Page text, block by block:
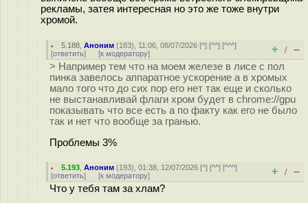
рекламы, затея интересная но это же тоже внутри
хромой.
5.188 ,Аноним (183), 11:06, 08/07/2026 [^] [^^] [^^^]
[ответить] [к модератору] + / –
> Например тем что на моем железе в лисе с пол
пинка завелось аппаратное ускорение а в хромых
мало того что до сих пор его нет так еще и сколько
не выстанавливай флаги хром будет в chrome://gpu
показывать что все есть а по факту как его не было
так и нет что вообще за гранью.
Проблемы 3%
5.193 ,Аноним (193), 01:38, 12/07/2026 [^] [^^] [^^^]
[ответить] [к модератору] + / –
Что у тебя там за хлам?